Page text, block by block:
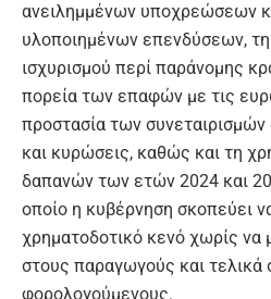
ανειλημμένων υποχρεώσεων
υλοποιημένων επενδύσεων,
ισχυρισμού περί παράνομης
πορεία των επαφών με τις
προστασία των συνεταιρισμών
και κυρώσεις, καθώς και τη
δαπανών των ετών 2024 και
οποίο η κυβέρνηση σκοπεύει
χρηματοδοτικό κενό χωρίς να
στους παραγωγούς και τελικά
φορολογούμενους.